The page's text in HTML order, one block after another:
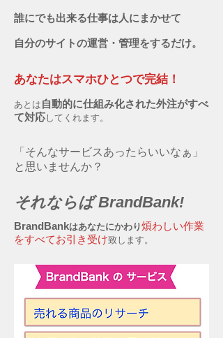
それならば BrandBank!
BrandBankはあなたにかわり煩わしい作業
をすべてお引き受け致します。
誰にでも出来る仕事は人にまかせて
自分のサイトの運営・管理をするだけ。
あなたはスマホひとつで完結！
あとは 自動的に仕組み化された外注がすべ
て対応 してくれます。
「そんなサービスあったらいいなぁ」
と思いませんか？